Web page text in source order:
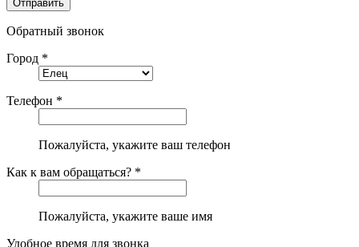
Обратный звонок
Город *
Телефон *
Пожалуйста, укажите ваш телефон
Как к вам обращаться? *
Пожалуйста, укажите ваше имя
Удобное время для звонка